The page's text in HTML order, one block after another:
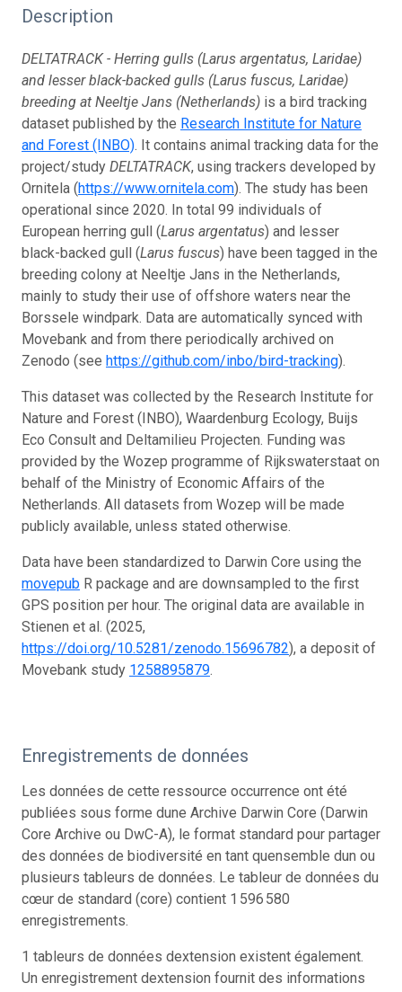
Description
DELTATRACK - Herring gulls (Larus argentatus, Laridae)
and lesser black-backed gulls (Larus fuscus, Laridae)
breeding at Neeltje Jans (Netherlands) is a bird tracking
dataset published by the Research Institute for Nature
and Forest (INBO). It contains animal tracking data for the
project/study DELTATRACK, using trackers developed by
Ornitela (https://www.ornitela.com). The study has been
operational since 2020. In total 99 individuals of
European herring gull (Larus argentatus) and lesser
black-backed gull (Larus fuscus) have been tagged in the
breeding colony at Neeltje Jans in the Netherlands,
mainly to study their use of offshore waters near the
Borssele windpark. Data are automatically synced with
Movebank and from there periodically archived on
Zenodo (see https://github.com/inbo/bird-tracking).
This dataset was collected by the Research Institute for
Nature and Forest (INBO), Waardenburg Ecology, Buijs
Eco Consult and Deltamilieu Projecten. Funding was
provided by the Wozep programme of Rijkswaterstaat on
behalf of the Ministry of Economic Affairs of the
Netherlands. All datasets from Wozep will be made
publicly available, unless stated otherwise.
Data have been standardized to Darwin Core using the
movepub R package and are downsampled to the first
GPS position per hour. The original data are available in
Stienen et al. (2025,
https://doi.org/10.5281/zenodo.15696782), a deposit of
Movebank study 1258895879.
Enregistrements de données
Les données de cette ressource occurrence ont été
publiées sous forme dune Archive Darwin Core (Darwin
Core Archive ou DwC-A), le format standard pour partager
des données de biodiversité en tant quensemble dun ou
plusieurs tableurs de données. Le tableur de données du
cœur de standard (core) contient 1 596 580
enregistrements.
1 tableurs de données dextension existent également.
Un enregistrement dextension fournit des informations